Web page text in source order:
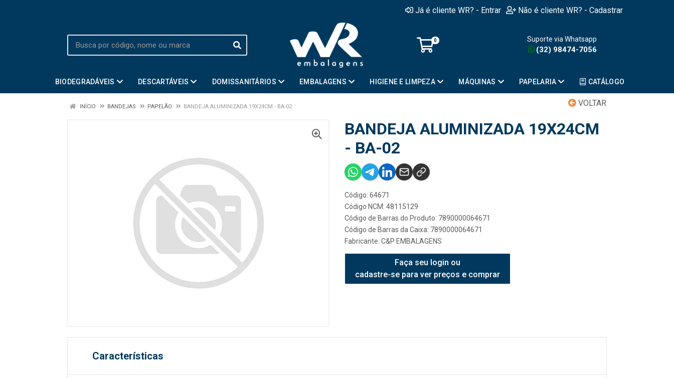
Já é cliente WR? - Entrar Não é cliente WR? - Cadastrar
0 Suporte via Whatsapp
(32) 98474-7056
BIODEGRADÁVEIS DESCARTÁVEIS DOMISSANITÁRIOS EMBALAGENS HIGIENE E LIMPEZA MÁQUINAS PAPELARIA CATÁLOGO
VOLTAR
INÍCIO BANDEJAS PAPELÃO BANDEJA ALUMINIZADA 19X24CM - BA-02
BANDEJA ALUMINIZADA 19X24CM
- BA-02
Código: 64671
Código NCM: 48115129
Código de Barras do Produto: 7890000064671
Código de Barras da Caixa: 7890000064671
Fabricante: C&P EMBALAGENS
Faça seu login ou
cadastre-se para ver preços e comprar
Características